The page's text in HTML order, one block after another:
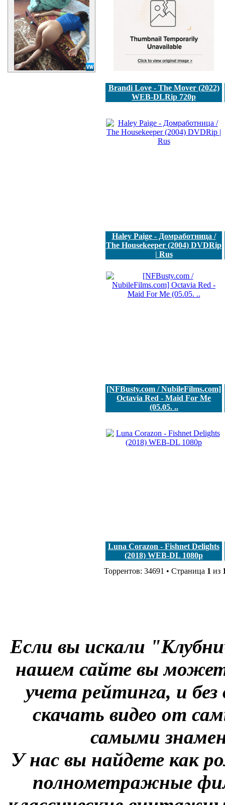
Brandi Love - The Mover (2022)
WEB-DLRip 720p
Haley Paige - Домработница /
The Housekeeper (2004) DVDRip
| Rus
[NFBusty.com / NubileFilms.com]
Octavia Red - Maid For Me
(05.05. ..
Luna Corazon - Fishnet Delights
(2018) WEB-DL 1080p
Торрентов: 34691 • Страница 1 из
Если вы искали
нашем сайте вы
учета рейтинга, и
скачать видео от
самыми
У нас вы найдете как
полнометражные